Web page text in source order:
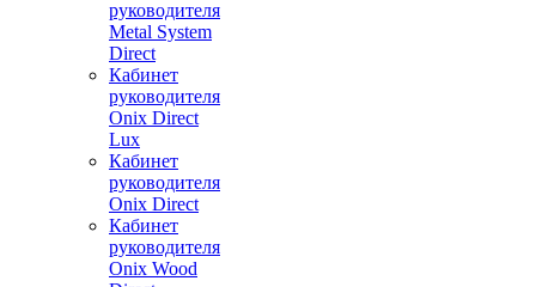
руководителя
Metal System
Direct
Кабинет
руководителя
Onix Direct
Lux
Кабинет
руководителя
Onix Direct
Кабинет
руководителя
Onix Wood